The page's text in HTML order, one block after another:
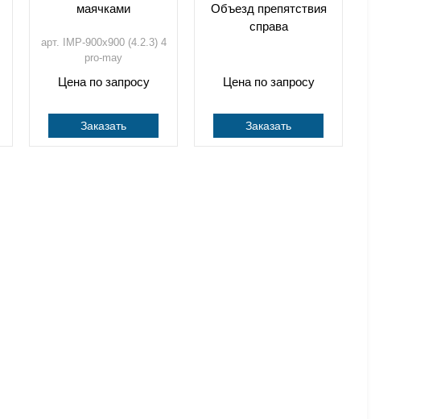
маячками
арт. IMP-900x900 (4.2.3) 4
pro-may
Цена по запросу
Заказать
Объезд препятствия
справа
Цена по запросу
Заказать